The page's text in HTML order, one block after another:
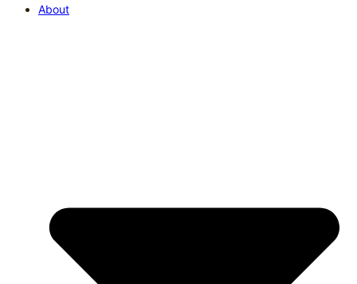
About